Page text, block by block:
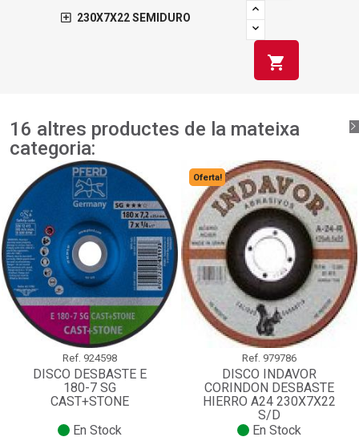
230X7X22 SEMIDURO
shopping_cart
16 altres productes de la mateixa
categoria:
Ref. 924598
DISCO DESBASTE E
180-7 SG
CAST+STONE
En Stock
Oferta!
Ref. 979786
DISCO INDAVOR
CORINDON DESBASTE
HIERRO A24 230X7X22
S/D
En Stock